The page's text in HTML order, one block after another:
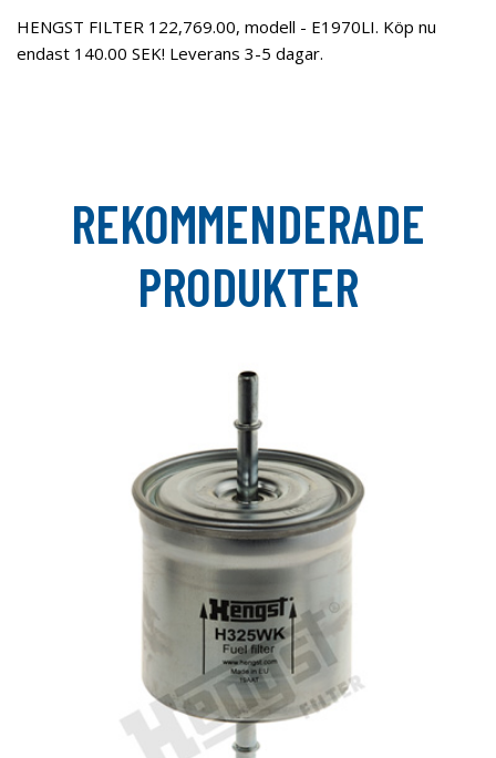
HENGST FILTER 122,769.00, modell - E1970LI. Köp nu
endast 140.00 SEK! Leverans 3-5 dagar.
REKOMMENDERADE
PRODUKTER